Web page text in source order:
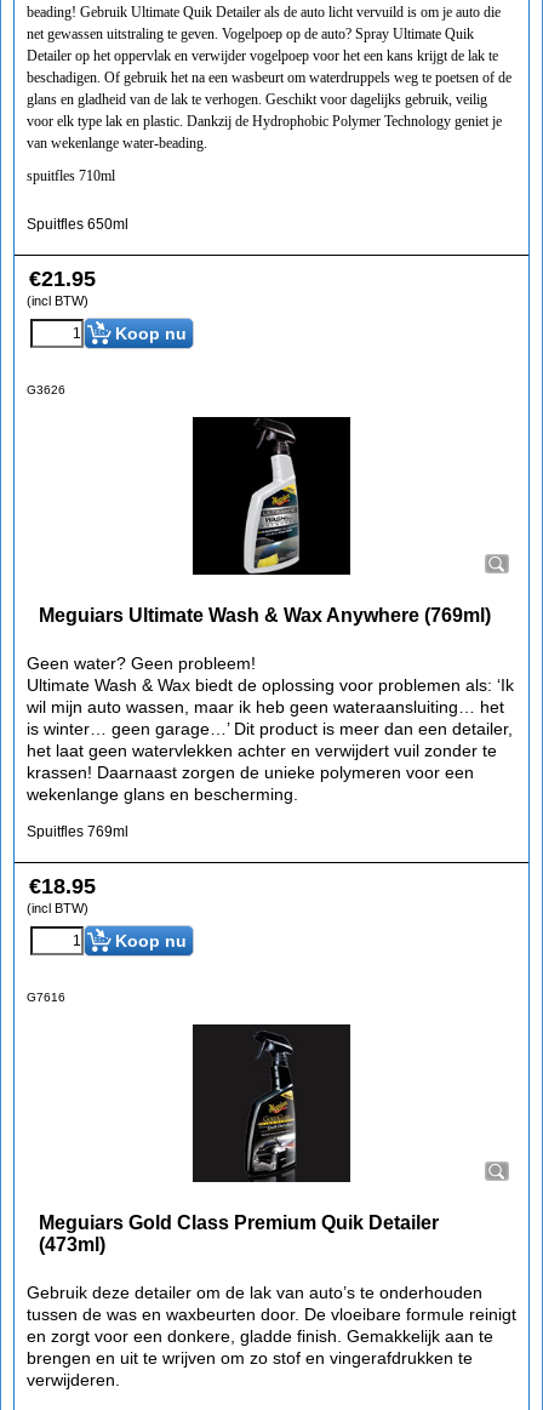
beading! Gebruik Ultimate Quik Detailer als de auto licht vervuild is om je auto die
net gewassen uitstraling te geven. Vogelpoep op de auto? Spray Ultimate Quik
Detailer op het oppervlak en verwijder vogelpoep voor het een kans krijgt de lak te
beschadigen. Of gebruik het na een wasbeurt om waterdruppels weg te poetsen of de
glans en gladheid van de lak te verhogen. Geschikt voor dagelijks gebruik, veilig
voor elk type lak en plastic. Dankzij de Hydrophobic Polymer Technology geniet je
van wekenlange water-beading.
spuitfles 710ml
Spuitfles 650ml
€21.95
(incl BTW)
Koop nu
G3626
Meguiars Ultimate Wash & Wax Anywhere (769ml)
Geen water? Geen probleem!
Ultimate Wash & Wax biedt de oplossing voor problemen als: ‘Ik
wil mijn auto wassen, maar ik heb geen wateraansluiting… het
is winter… geen garage…’ Dit product is meer dan een detailer,
het laat geen watervlekken achter en verwijdert vuil zonder te
krassen! Daarnaast zorgen de unieke polymeren voor een
wekenlange glans en bescherming.
Spuitfles 769ml
€18.95
(incl BTW)
Koop nu
G7616
Meguiars Gold Class Premium Quik Detailer
(473ml)
Gebruik deze detailer om de lak van auto’s te onderhouden
tussen de was en waxbeurten door. De vloeibare formule reinigt
en zorgt voor een donkere, gladde finish. Gemakkelijk aan te
brengen en uit te wrijven om zo stof en vingerafdrukken te
verwijderen.